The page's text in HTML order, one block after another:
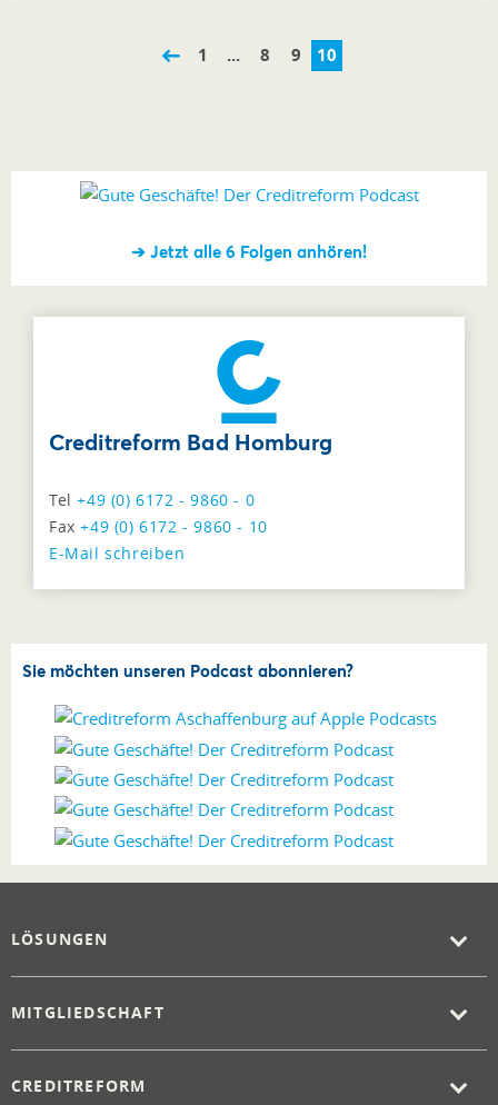
1 ... 8 9 10
➔ Jetzt alle 6 Folgen anhören!
Creditreform Bad Homburg
Tel+49 (0) 6172 - 9860 - 0
Fax+49 (0) 6172 - 9860 - 10
E-Mail schreiben
Sie möchten unseren Podcast abonnieren?
LÖSUNGEN
MITGLIEDSCHAFT
CREDITREFORM